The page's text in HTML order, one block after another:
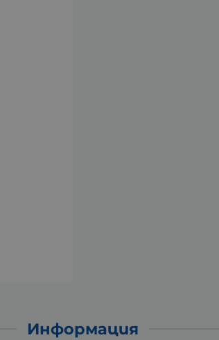
Информация